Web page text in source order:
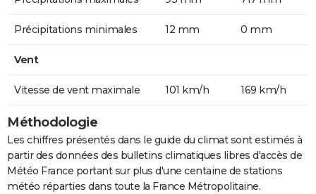
Précipitations minimales 12 mm 0 mm
Vent
Vitesse de vent maximale 101 km/h 169 km/h
Méthodologie
Les chiffres présentés dans le guide du climat sont estimés à
partir des données des bulletins climatiques libres d'accès de
Météo France portant sur plus d'une centaine de stations
météo réparties dans toute la France Métropolitaine.